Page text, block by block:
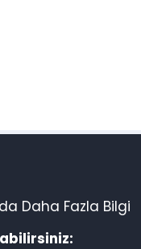
Daha Fazla Bilgi
Destek